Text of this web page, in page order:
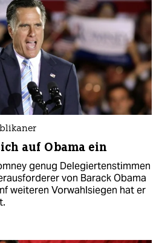
auf Obama ein
genug Delegiertenstimmen
von Barack Obama
weiteren Vorwahlsiegen hat er